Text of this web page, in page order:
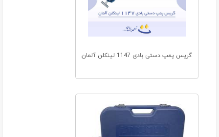
گریس پمپ دستی بادی 1147 لینکلن آلمان